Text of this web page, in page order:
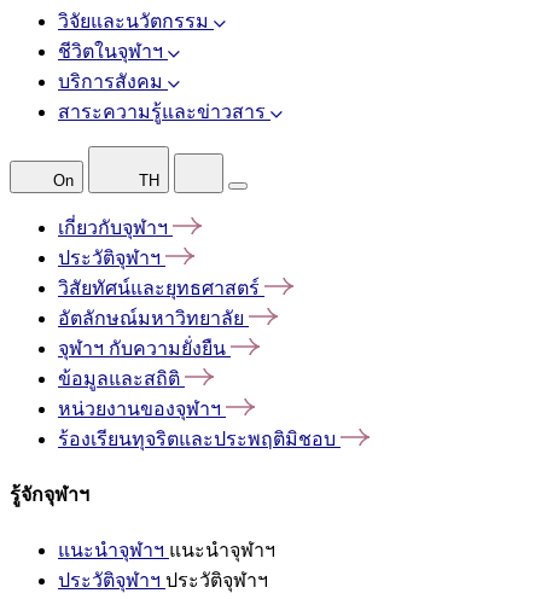
วิจัยและนวัตกรรม
ชีวิตในจุฬาฯ
บริการสังคม
สาระความรู้และข่าวสาร
On TH
เกี่ยวกับจุฬาฯ
ประวัติจุฬาฯ
วิสัยทัศน์และยุทธศาสตร์
อัตลักษณ์มหาวิทยาลัย
จุฬาฯ กับความยั่งยืน
ข้อมูลและสถิติ
หน่วยงานของจุฬาฯ
ร้องเรียนทุจริตและประพฤติมิชอบ
รู้จักจุฬาฯ
แนะนำจุฬาฯ แนะนำจุฬาฯ
ประวัติจุฬาฯ ประวัติจุฬาฯ